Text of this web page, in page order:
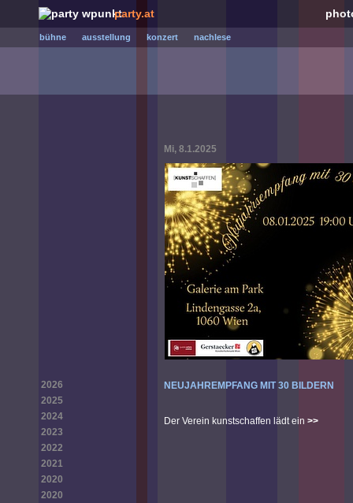
party.at
bühne ausstellung konzert nachlese
2026
2025
2024
2023
2022
2021
2020
2020
Mi, 8.1.2025
NEUJAHREMPFANG MIT 30 BILDERN
Der Verein kunstschaffen lädt ein >>